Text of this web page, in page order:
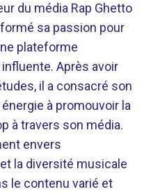
du média Rap Ghetto
sa passion pour
plateforme
Après avoir
il a consacré son
à promouvoir la
à travers son média.
envers
la diversité musicale
le contenu varié et